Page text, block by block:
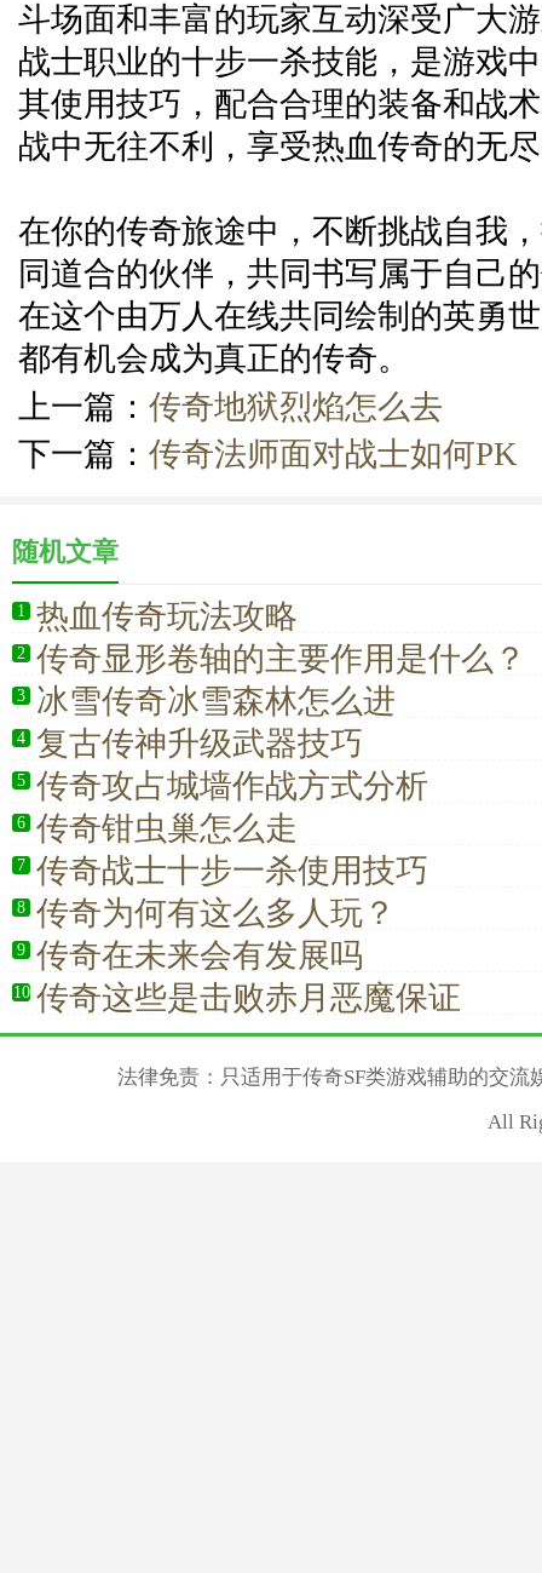
斗场面和丰富的玩家互动深受广大
战士职业的十步一杀技能，是游戏
其使用技巧，配合合理的装备和战
战中无往不利，享受热血传奇的无
在你的传奇旅途中，不断挑战自我
同道合的伙伴，共同书写属于自己
在这个由万人在线共同绘制的英勇
都有机会成为真正的传奇。
上一篇： 传奇地狱烈焰怎么去
下一篇： 传奇法师面对战士如何PK
随机文章
1 热血传奇玩法攻略
2 传奇显形卷轴的主要作用是什么？
3 冰雪传奇冰雪森林怎么进
4 复古传神升级武器技巧
5 传奇攻占城墙作战方式分析
6 传奇钳虫巢怎么走
7 传奇战士十步一杀使用技巧
8 传奇为何有这么多人玩？
9 传奇在未来会有发展吗
10 传奇这些是击败赤月恶魔保证
法律免责：只适用于传奇SF类游戏辅助的交
All